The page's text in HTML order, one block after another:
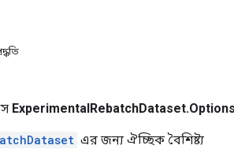
এর জন্য ঐচ্ছিক বৈশিষ্ট্য